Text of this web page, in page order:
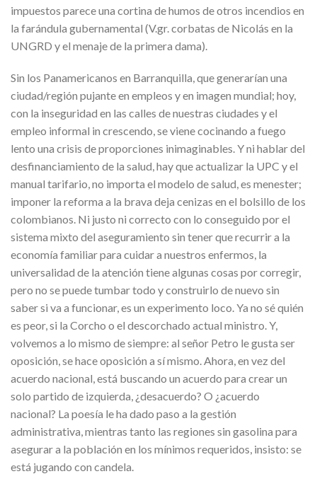
impuestos parece una cortina de humos de otros incendios en
la farándula gubernamental (V.gr. corbatas de Nicolás en la
UNGRD y el menaje de la primera dama).
Sin los Panamericanos en Barranquilla, que generarían una
ciudad/región pujante en empleos y en imagen mundial; hoy,
con la inseguridad en las calles de nuestras ciudades y el
empleo informal in crescendo, se viene cocinando a fuego
lento una crisis de proporciones inimaginables. Y ni hablar del
desfinanciamiento de la salud, hay que actualizar la UPC y el
manual tarifario, no importa el modelo de salud, es menester;
imponer la reforma a la brava deja cenizas en el bolsillo de los
colombianos. Ni justo ni correcto con lo conseguido por el
sistema mixto del aseguramiento sin tener que recurrir a la
economía familiar para cuidar a nuestros enfermos, la
universalidad de la atención tiene algunas cosas por corregir,
pero no se puede tumbar todo y construirlo de nuevo sin
saber si va a funcionar, es un experimento loco. Ya no sé quién
es peor, si la Corcho o el descorchado actual ministro. Y,
volvemos a lo mismo de siempre: al señor Petro le gusta ser
oposición, se hace oposición a sí mismo. Ahora, en vez del
acuerdo nacional, está buscando un acuerdo para crear un
solo partido de izquierda, ¿desacuerdo? O ¿acuerdo
nacional? La poesía le ha dado paso a la gestión
administrativa, mientras tanto las regiones sin gasolina para
asegurar a la población en los mínimos requeridos, insisto: se
está jugando con candela.